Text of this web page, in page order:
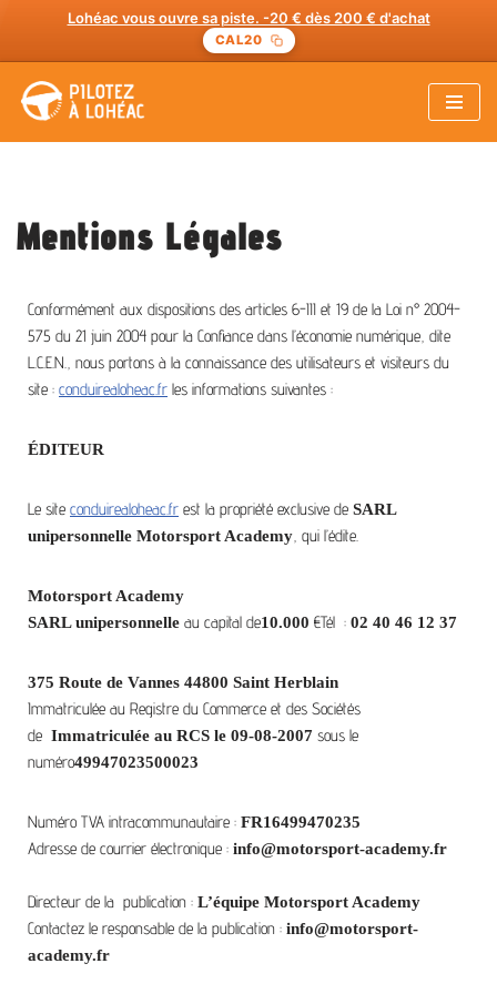
Lohéac vous ouvre sa piste. -20 € dès 200 € d'achat
CAL20
Aller
au
Mentions Légales
Conformément aux dispositions des articles 6-III et 19 de la Loi n° 2004-
575 du 21 juin 2004 pour la Confiance dans l’économie numérique, dite
L.C.E.N., nous portons à la connaissance des utilisateurs et visiteurs du
site : conduirealoheac.fr les informations suivantes :
ÉDITEUR
Le site conduirealoheac.fr est la propriété exclusive de SARL
unipersonnelle Motorsport Academy , qui l’édite.
Motorsport Academy
SARL unipersonnelle au capital de10.000 €Tél : 02 40 46 12 37
375 Route de Vannes 44800 Saint Herblain
Immatriculée au Registre du Commerce et des Sociétés
de Immatriculée au RCS le 09-08-2007 sous le
numéro49947023500023
Numéro TVA intracommunautaire : FR16499470235
Adresse de courrier électronique : info@motorsport-academy.fr
Directeur de la publication : L’équipe Motorsport Academy
Contactez le responsable de la publication : info@motorsport-
academy.fr